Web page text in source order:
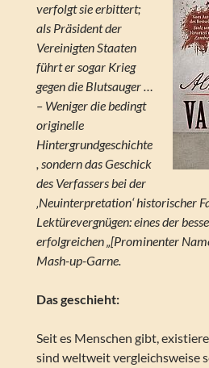
verfolgt sie erbittert;
als Präsident der
Vereinigten Staaten
führt er sogar Krieg
gegen die Blutsauger …
– Weniger die bedingt
originelle
Hintergrundgeschichte
, sondern das Geschick
des Verfassers bei der
‚Neuinterpretation‘ historischer
Lektürevergnügen: eines der
erfolgreichen „[Prominenter
Mash-up-Garne.
Das geschieht:
Seit es Menschen gibt,
sind weltweit vergleichsweise